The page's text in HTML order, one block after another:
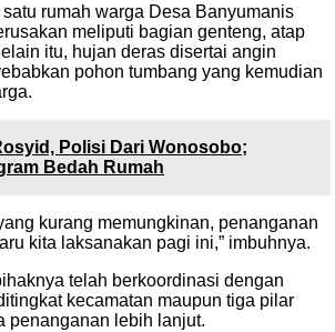
rumah warga Desa Banyumanis
meliputi bagian genteng, atap
itu, hujan deras disertai angin
pohon tumbang yang kemudian
Polisi Dari Wonosobo;
Bedah Rumah
kurang memungkinan, penanganan
kita laksanakan pagi ini,” imbuhnya.
telah berkoordinasi dengan
kecamatan maupun tiga pilar
penanganan lebih lanjut.